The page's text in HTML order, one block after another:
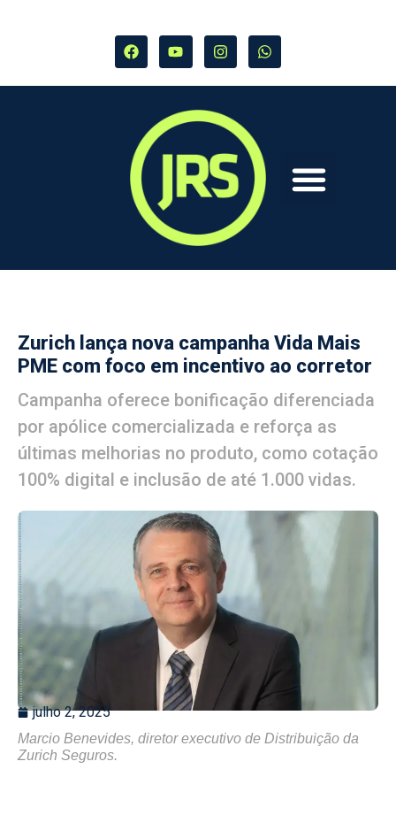
Zurich lança nova campanha Vida Mais
PME com foco em incentivo ao corretor
Campanha oferece bonificação diferenciada
por apólice comercializada e reforça as
últimas melhorias no produto, como cotação
100% digital e inclusão de até 1.000 vidas.
julho 2, 2025
Marcio Benevides, diretor executivo de Distribuição da
Zurich Seguros.